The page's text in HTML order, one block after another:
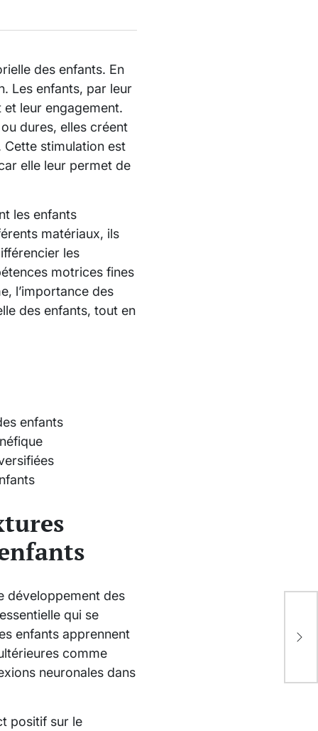
des enfants. En
Les enfants, par leur
leur engagement.
dures, elles créent
Cette stimulation est
elle leur permet de
les enfants
matériaux, ils
les
motrices fines
l’importance des
des enfants, tout en
enfants
développement des
qui se
enfants apprennent
comme
neuronales dans
positif sur le